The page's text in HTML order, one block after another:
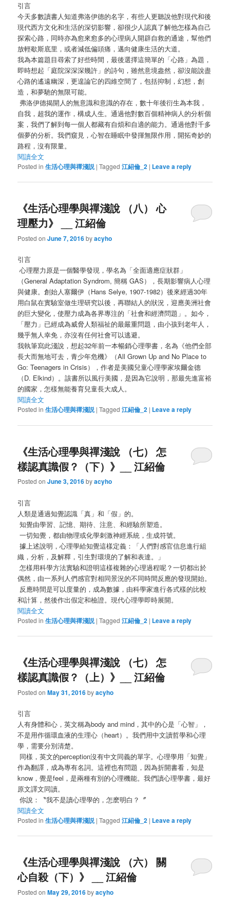
引言
今天多數讀書人知道弗洛伊德的名字，有些人更聽說他對現代和後
現代西方文化和生活的深切影響，卻很少人認真了解他怎樣為自己
探索心路，同時亦為愈來愈多的心理病人開辟自救的通途，幫他們
放輕歇斯底里，或者減低偏頭痛，邁向健康生活的大道。
我為本篇題目尋索了好些時間，最後選擇這簡單的「心路」為題，
即時想起「庭院深深深幾許」的詩句，雖然意境盎然，卻沒能說盡
心路的遙遠幽深，更遑論它的四維空間了，包括抑制，幻想，創
造，和夢馳的無限可能。
弗洛伊德揭開人的無意識和意識的存在，數十年後衍生為本我，
自我，超我的運作，構成人生。通過他對數百個精神病人的分析個
案，我們了解到每一個人都藏有自煩和自適的能力。通過他對千多
個夢的分析。我們窺見，心智在睡眠中發揮無限作用，開拓奇妙的
路程，沒有限量。
閱讀全文
Posted in 生活心理與禪淺説 |Tagged 江紹倫_2 | Leave a reply
《生活心理學與禪淺說 （八） 心
理壓力》 __ 江紹倫
Posted onJune 7, 2016byacyho
引言
心理壓力原是一個醫學發現，學名為「全面適應症狀群」
（General Adaptation Syndrom, 簡稱 GAS），長期影響病人心理
與健康。創始人塞爾伊（Hans Selye, 1907-1982）後來經過30年
用白鼠在實驗室做生理研究以後，再聯結人的狀況，迎應美洲社會
的巨大變化，使壓力成為各界專注的「社會和經濟問題」。如今，
「壓力」已經成為威脅人類福祉的最嚴重問題，由小孩到老年人，
幾乎無人幸免，亦沒有任何社會可以逃避。
我執筆寫此淺說，想起32年前一本暢銷心理學書，名為《他們全部
長大而無地可去，青少年危機》（All Grown Up and No Place to
Go: Teenagers in Crisis），作者是美國兒童心理學家埃爾金德
（D. Elkind）。該書所以風行美國，是因為它說明，那最先進富裕
的國家，怎樣無能養育兒童長大成人。
閱讀全文
Posted in 生活心理與禪淺説 |Tagged 江紹倫_2 | Leave a reply
《生活心理學與禪淺說 （七） 怎
樣認真識假？（下）》__ 江紹倫
Posted onJune 3, 2016byacyho
引言
人類是通過知覺認識「真」和「假」的。
知覺由學習、記憶、期待、注意、和經驗所塑造。
一切知覺，都由物理或化學刺激神經系統，生成符號。
據上述說明，心理學給知覺這樣定義：「人們對感官信息進行組
織，分析，及解釋，引生對環境的了解和表達。」
怎樣用科學方法實驗和證明這樣複雜的心理過程呢？一切都出於
偶然，由一系列人們感官對相同景況的不同時間反應的發現開始。
反應時間是可以度量的，成為數據，由科學家進行各式樣的比較
和計算，然後作出假定和檢證。現代心理學即時展開。
閱讀全文
Posted in 生活心理與禪淺説 |Tagged 江紹倫_2 | Leave a reply
《生活心理學與禪淺說 （七） 怎
樣認真識假？（上）》__ 江紹倫
Posted onMay 31, 2016byacyho
引言
人有身體和心，英文稱為body and mind，其中的心是「心智」，
不是用作循環血液的生理心（heart）。我們用中文讀哲學和心理
學，需要分別清楚。
同樣，英文的perception沒有中文同義的單字。心理學用「知覺」
作為翻譯，成為專有名詞。這裡也有問題，因為折開書看，知是
know，覺是feel，是兩種有別的心理機能。我們讀心理學書，最好
原文譯文同讀。
你說：〝我不是讀心理學的，怎麽明白？〞
閱讀全文
Posted in 生活心理與禪淺説 |Tagged 江紹倫_2 | Leave a reply
《生活心理學與禪淺說 （六） 關
心自殺（下）》 __ 江紹倫
Posted onMay 29, 2016byacyho